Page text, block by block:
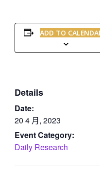
ADD TO
Details
Date:
20 4 月, 2023
Event Category:
Daily Research